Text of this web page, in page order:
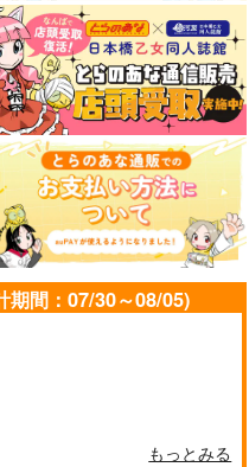
期間：07/30～08/05)
もっとみる